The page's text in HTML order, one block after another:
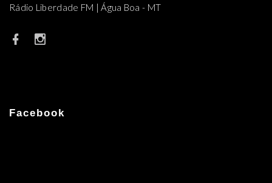
Rádio Liberdade FM | Água Boa - MT
Facebook